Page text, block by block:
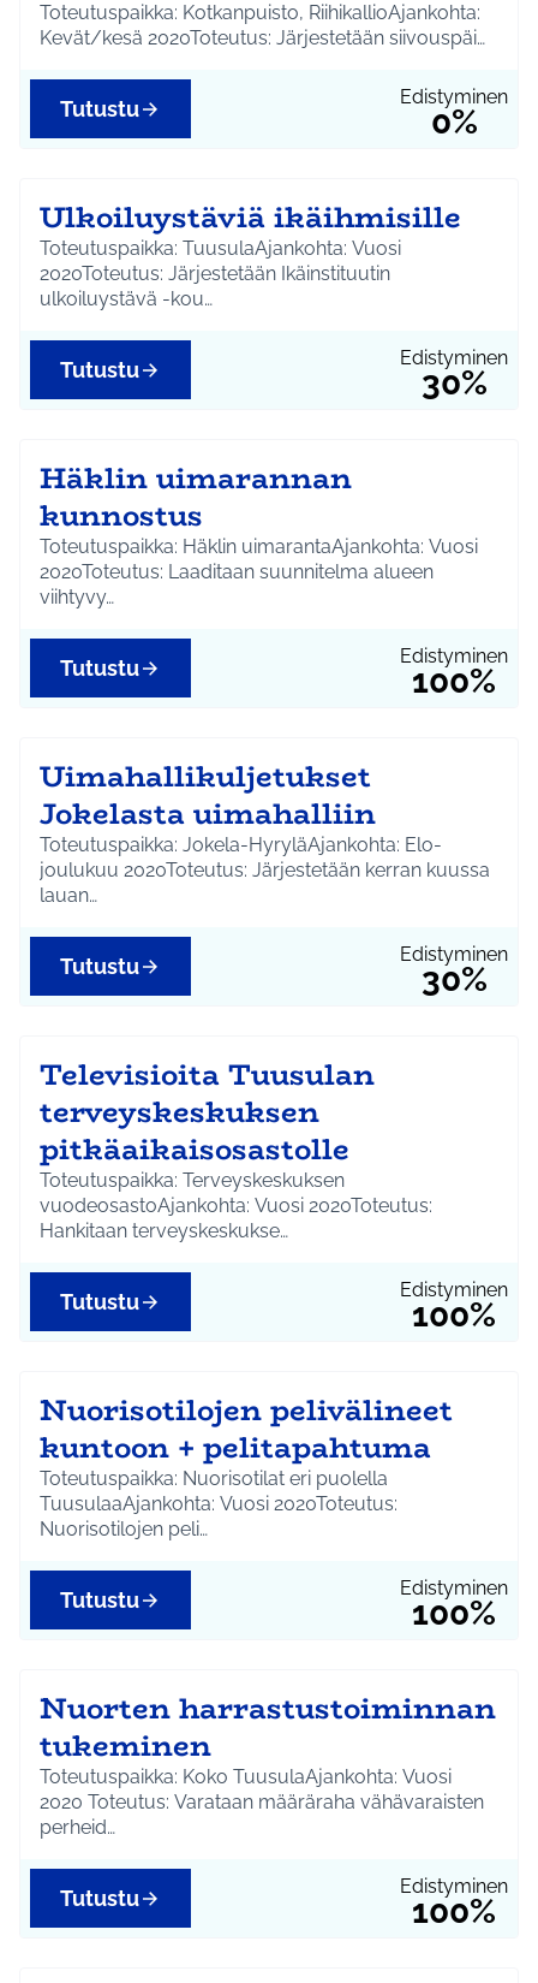
Toteutuspaikka: Kotkanpuisto, RiihikallioAjankohta:
Kevät/kesä 2020Toteutus: Järjestetään siivouspäi…
Edistyminen
0%
Tutustu
Ulkoiluystäviä ikäihmisille
Toteutuspaikka: TuusulaAjankohta: Vuosi
2020Toteutus: Järjestetään Ikäinstituutin
ulkoiluystävä -kou…
Edistyminen
30%
Tutustu
Häklin uimarannan
kunnostus
Toteutuspaikka: Häklin uimarantaAjankohta: Vuosi
2020Toteutus: Laaditaan suunnitelma alueen
viihtyvy…
Edistyminen
100%
Tutustu
Uimahallikuljetukset
Jokelasta uimahalliin
Toteutuspaikka: Jokela-HyryläAjankohta: Elo-
joulukuu 2020Toteutus: Järjestetään kerran kuussa
lauan…
Edistyminen
30%
Tutustu
Televisioita Tuusulan
terveyskeskuksen
pitkäaikaisosastolle
Toteutuspaikka: Terveyskeskuksen
vuodeosastoAjankohta: Vuosi 2020Toteutus:
Hankitaan terveyskeskukse…
Edistyminen
100%
Tutustu
Nuorisotilojen pelivälineet
kuntoon + pelitapahtuma
Toteutuspaikka: Nuorisotilat eri puolella
TuusulaaAjankohta: Vuosi 2020Toteutus:
Nuorisotilojen peli…
Edistyminen
100%
Tutustu
Nuorten harrastustoiminnan
tukeminen
Toteutuspaikka: Koko TuusulaAjankohta: Vuosi
2020 Toteutus: Varataan määräraha vähävaraisten
perheid…
Edistyminen
100%
Tutustu